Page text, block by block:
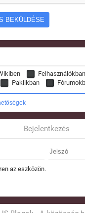
Felhasználókban
Paklikban
Bejelentkezés
az eszközön.